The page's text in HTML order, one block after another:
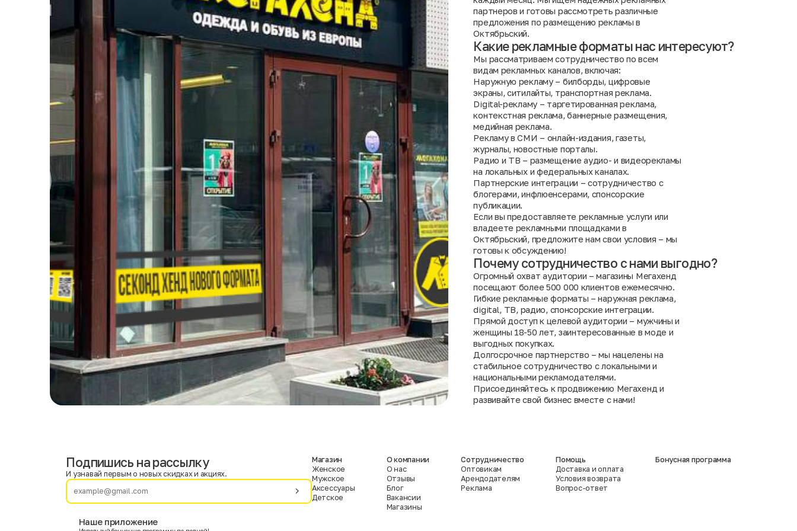
партнеров и готовы рассмотреть различные
предложения по размещению рекламы в
Октябрьский.
Какие рекламные форматы нас интересуют?
Мы рассматриваем сотрудничество по всем
видам рекламных каналов, включая:
Наружную рекламу – билборды, цифровые
экраны, ситилайты, транспортная реклама.
Digital-рекламу – таргетированная реклама,
контекстная реклама, баннерные размещения,
медийная реклама.
Рекламу в СМИ – онлайн-издания, газеты,
журналы, новостные порталы.
Радио и ТВ – размещение аудио- и видеорекламы
на локальных и федеральных каналах.
Партнерские интеграции – сотрудничество с
блогерами, инфлюенсерами, спонсорские
публикации.
Если вы предоставляете рекламные услуги или
владеете рекламными площадками в
Октябрьский, предложите нам свои условия – мы
готовы к обсуждению!
Почему сотрудничество с нами выгодно?
Огромный охват аудитории – магазины Мегахенд
посещают более 500 000 клиентов ежемесячно.
Гибкие рекламные форматы – наружная реклама,
digital, ТВ, радио, спонсорские интеграции.
Прямой доступ к целевой аудитории – мужчины и
женщины 18-50 лет, заинтересованные в моде и
выгодных покупках.
Долгосрочное партнерство – мы нацелены на
стабильное сотрудничество с локальными и
национальными рекламодателями.
Присоединяйтесь к продвижению Мегахенд и
развивайте свой бизнес вместе с нами!
Фамилия
Подпишись на рассылку
И узнавай первым о новых скидках и акциях.
Наше приложение
Магазин
Женское
Мужское
Аксессуары
Детское
О компании
О нас
Отзывы
Блог
Вакансии
Магазины
Сотрудничество
Оптовикам
Арендодателям
Реклама
Помощь
Доставка и оплата
Условия возврата
Вопрос-ответ
Бонусная программа